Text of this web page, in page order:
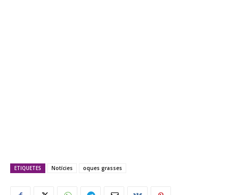
ETIQUETES Notícies oques grasses